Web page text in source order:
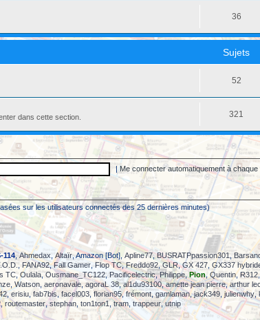
36
Sujets
52
dans cette section. 321
|Me connecter automatiquement à
sur les utilisateurs connectés des 25 dernières minutes)
114,Ahmedax Altaïr, Amazon [Bot], Apline77,BUSRATPpassion301,
, FANA92,Fall Gamer Flop TC,Freddo92,GLR,GX 427 GX337
TC ,Oulala,Ousmane_TC122, Pacificelectric,Philippe,Pion, Quentin, R312
Watson aeronavale ,agoraL 38,al1du93100,amette jean pierre,arthur
,erisiu fab7bis facel003 florian95,frémont, gamlaman,jack349 ,julienwhy
,routemaster,stephan ton1ton1,tram trappeur,utnip